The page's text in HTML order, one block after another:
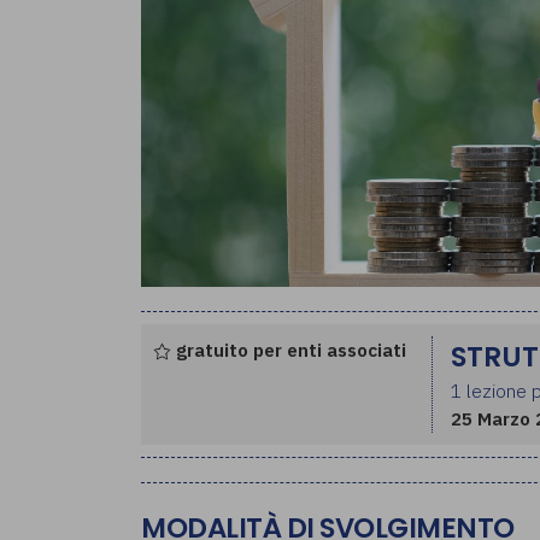
gratuito per enti associati
1 lezione
25 Marzo
MODALITÀ DI SVOLGIMENTO